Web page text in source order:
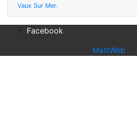
Vaux Sur Mer.
Facebook
MattWeb